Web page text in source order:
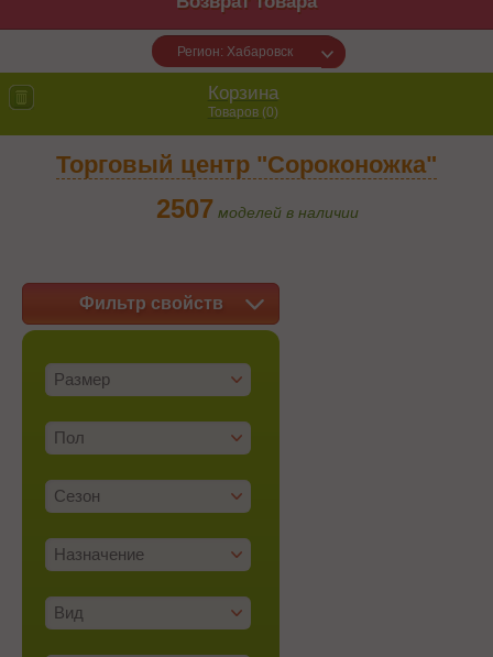
Регион: Хабаровск
Корзина
Товаров (0)
Торговый центр "Сороконожка"
2507 моделей в наличии
Фильтр свойств
Размер
Пол
Сезон
Назначение
Вид